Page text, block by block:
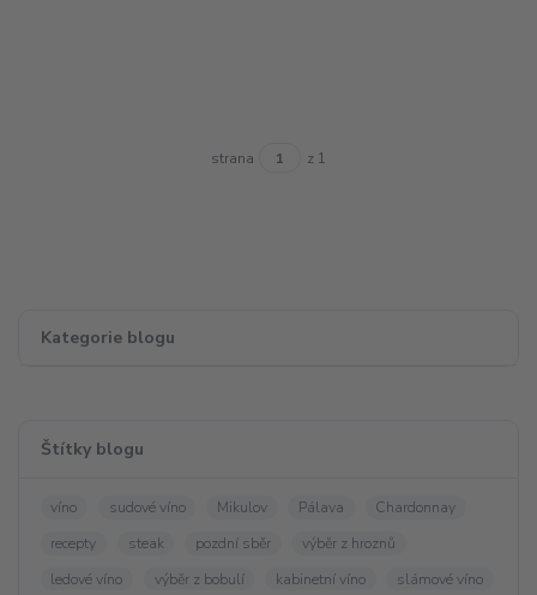
Kategorie blogu
Štítky blogu
víno sudové víno Mikulov Pálava
Chardonnay
recepty
steak pozdní sběr
výběr z hroznů
ledové víno
výběr z bobulí kabinetní víno
slámové víno
strana z 1